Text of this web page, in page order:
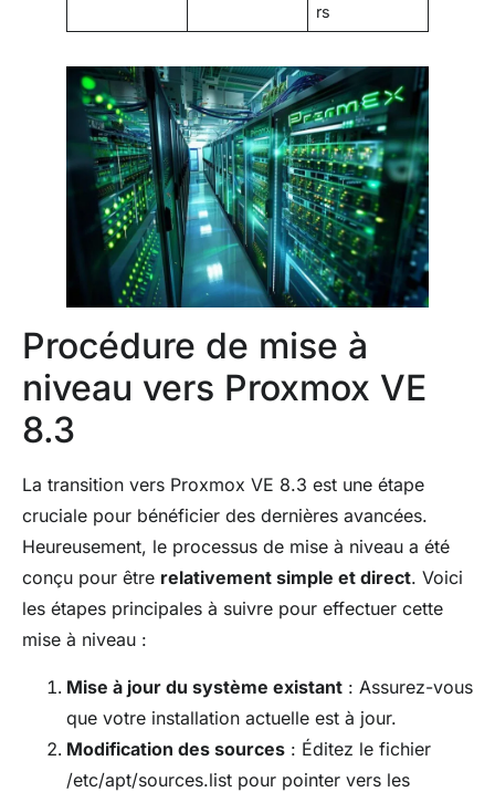
rs
Procédure de mise à
niveau vers Proxmox VE
8.3
La transition vers Proxmox VE 8.3 est une étape
cruciale pour bénéficier des dernières avancées.
Heureusement, le processus de mise à niveau a été
conçu pour être relativement simple et direct. Voici
les étapes principales à suivre pour effectuer cette
mise à niveau :
Mise à jour du système existant : Assurez-vous
que votre installation actuelle est à jour.
Modification des sources : Éditez le fichier
/etc/apt/sources.list pour pointer vers les